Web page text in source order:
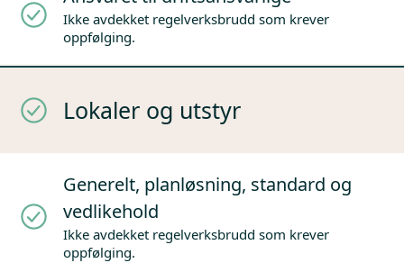
Ikke avdekket regelverksbrudd som krever
oppfølging.
Lokaler og utstyr
Generelt, planløsning, standard og
vedlikehold
Ikke avdekket regelverksbrudd som krever
oppfølging.